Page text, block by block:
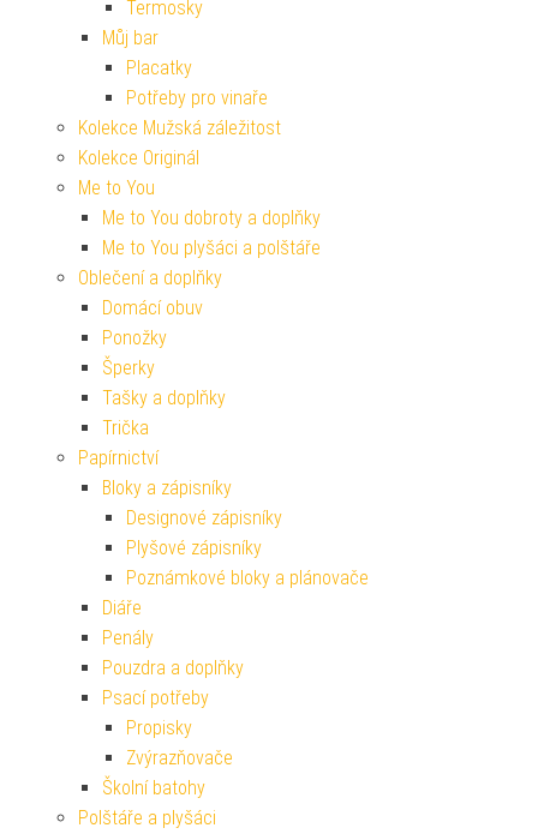
Termosky
Můj bar
Placatky
Potřeby pro vinaře
Kolekce Mužská záležitost
Kolekce Originál
Me to You
Me to You dobroty a doplňky
Me to You plyšáci a polštáře
Oblečení a doplňky
Domácí obuv
Ponožky
Šperky
Tašky a doplňky
Trička
Papírnictví
Bloky a zápisníky
Designové zápisníky
Plyšové zápisníky
Poznámkové bloky a plánovače
Diáře
Penály
Pouzdra a doplňky
Psací potřeby
Propisky
Zvýrazňovače
Školní batohy
Polštáře a plyšáci